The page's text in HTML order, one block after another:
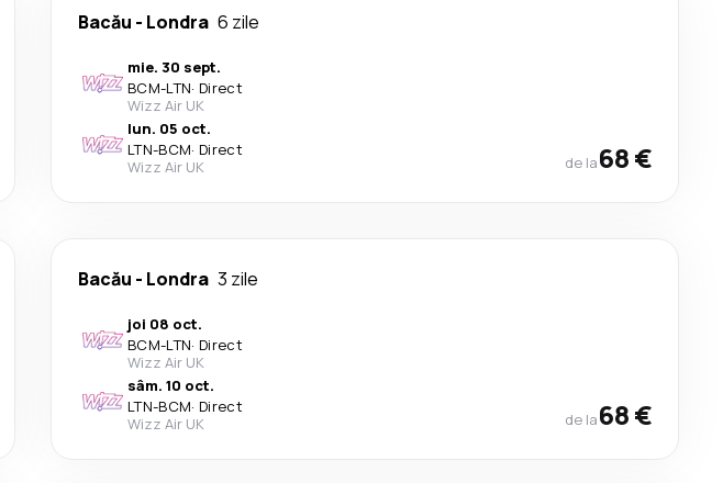
Bacău - Londra 6 zile
mie. 30 sept.
BCM-LTN· Direct
Wizz Air UK
lun. 05 oct.
LTN-BCM· Direct
Wizz Air UK
de la68 €
Bacău - Londra 3 zile
joi 08 oct.
BCM-LTN· Direct
Wizz Air UK
sâm. 10 oct.
LTN-BCM· Direct
Wizz Air UK
de la68 €